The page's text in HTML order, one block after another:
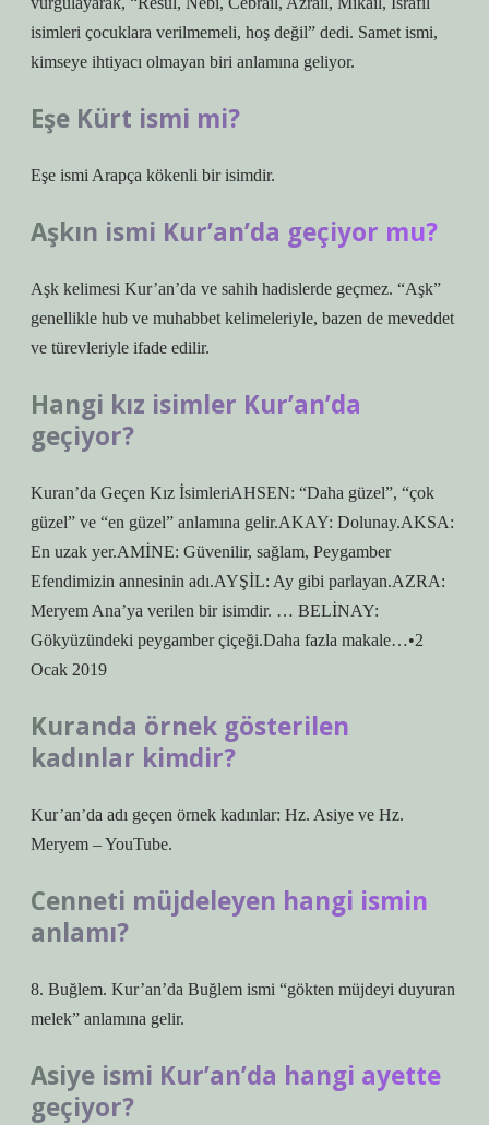
isimleri çocuklara verilmemeli, hoş değil” dedi. Samet ismi,
kimseye ihtiyacı olmayan biri anlamına geliyor.
Eşe Kürt ismi mi?
Eşe ismi Arapça kökenli bir isimdir.
Aşkın ismi Kur’an’da geçiyor mu?
Aşk kelimesi Kur’an’da ve sahih hadislerde geçmez. “Aşk”
genellikle hub ve muhabbet kelimeleriyle, bazen de meveddet
ve türevleriyle ifade edilir.
Hangi kız isimler Kur’an’da
geçiyor?
Kuran’da Geçen Kız İsimleriAHSEN: “Daha güzel”, “çok
güzel” ve “en güzel” anlamına gelir.AKAY: Dolunay.AKSA:
En uzak yer.AMİNE: Güvenilir, sağlam, Peygamber
Efendimizin annesinin adı.AYŞİL: Ay gibi parlayan.AZRA:
Meryem Ana’ya verilen bir isimdir. … BELİNAY:
Gökyüzündeki peygamber çiçeği.Daha fazla makale…•2
Ocak 2019
Kuranda örnek gösterilen
kadınlar kimdir?
Kur’an’da adı geçen örnek kadınlar: Hz. Asiye ve Hz.
Meryem – YouTube.
Cenneti müjdeleyen hangi ismin
anlamı?
8. Buğlem. Kur’an’da Buğlem ismi “gökten müjdeyi duyuran
melek” anlamına gelir.
Asiye ismi Kur’an’da hangi ayette
geçiyor?